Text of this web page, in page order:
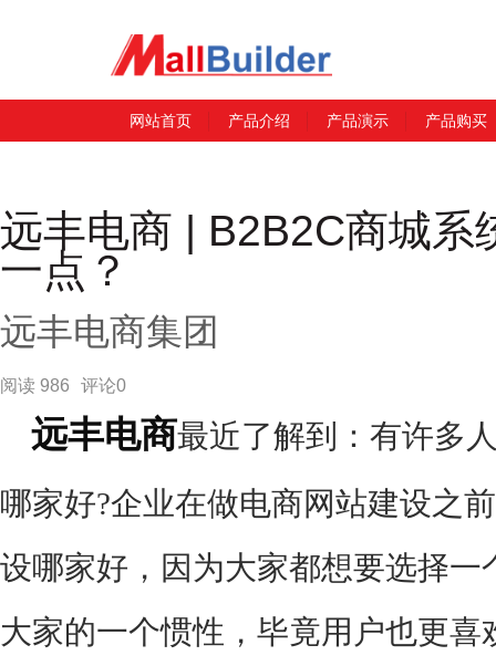
网站首页 产品介绍 产品演示 产品购买
远丰电商 | B2B2C商城系
一点？
远丰电商集团
阅读 986 评论0
远丰电商最近了解到：有许多
哪家好?企业在做电商网站建设之
设哪家好，因为大家都想要选择
大家的一个惯性，毕竟用户也更